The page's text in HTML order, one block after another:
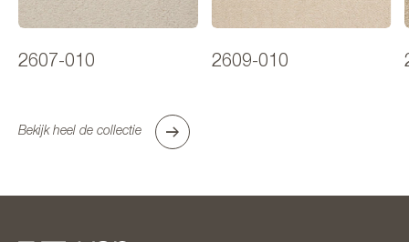
2607-010 2609-010
Bekijk heel de collectie